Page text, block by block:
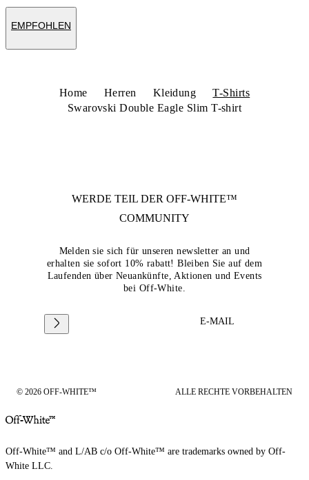
EMPFOHLEN
Home Herren Kleidung
T-Shirts
Swarovski Double Eagle Slim T-shirt
WERDE TEIL DER OFF-WHITE™
COMMUNITY
Melden sie sich für unseren newsletter an und
erhalten sie sofort 10% rabatt! Bleiben Sie auf dem
Laufenden über Neuankünfte, Aktionen und Events
bei Off-White.
E-MAIL
© 2026 OFF-WHITE™ ALLE RECHTE VORBEHALTEN
Off-White™ and L/AB c/o Off-White™ are trademarks owned by Off-
White LLC.